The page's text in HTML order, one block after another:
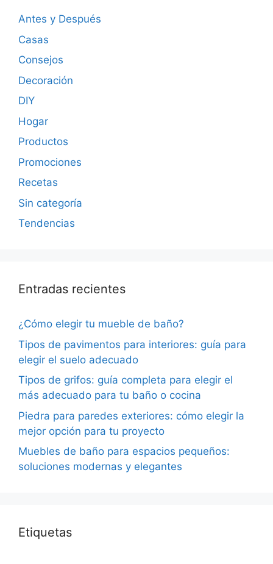
Antes y Después
Casas
Consejos
Decoración
DIY
Hogar
Productos
Promociones
Recetas
Sin categoría
Tendencias
Entradas recientes
¿Cómo elegir tu mueble de baño?
Tipos de pavimentos para interiores: guía para
elegir el suelo adecuado
Tipos de grifos: guía completa para elegir el
más adecuado para tu baño o cocina
Piedra para paredes exteriores: cómo elegir la
mejor opción para tu proyecto
Muebles de baño para espacios pequeños:
soluciones modernas y elegantes
Etiquetas